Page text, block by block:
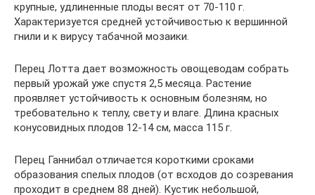
крупные, удлиненные плоды весят от 70-110 г.
Характеризуется средней устойчивостью к вершинной
гнили и к вирусу табачной мозаики.
Перец Лотта дает возможность овощеводам собрать
первый урожай уже спустя 2,5 месяца. Растение
проявляет устойчивость к основным болезням, но
требовательно к теплу, свету и влаге. Длина красных
конусовидных плодов 12-14 см, масса 115 г.
Перец Ганнибал отличается короткими сроками
образования спелых плодов (от всходов до созревания
проходит в среднем 88 дней). Кустик небольшой,